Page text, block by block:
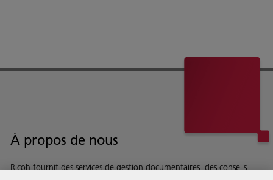
À propos de nous
Ricoh fournit des services de gestion documentaires, des conseils,